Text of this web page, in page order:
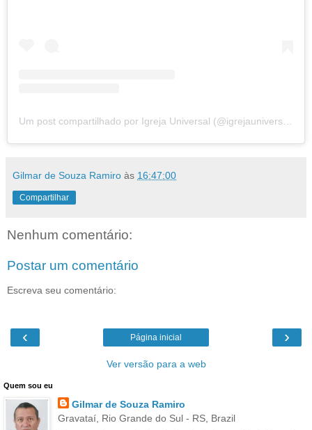
Um post compartilhado por Igreja Universal (@igrejauniversal)
Gilmar de Souza Ramiro às 16:47:00
Compartilhar
Nenhum comentário:
Postar um comentário
Escreva seu comentário:
‹ ›
Página inicial
Ver versão para a web
Quem sou eu
Gilmar de Souza Ramiro
Gravataí, Rio Grande do Sul - RS, Brazil